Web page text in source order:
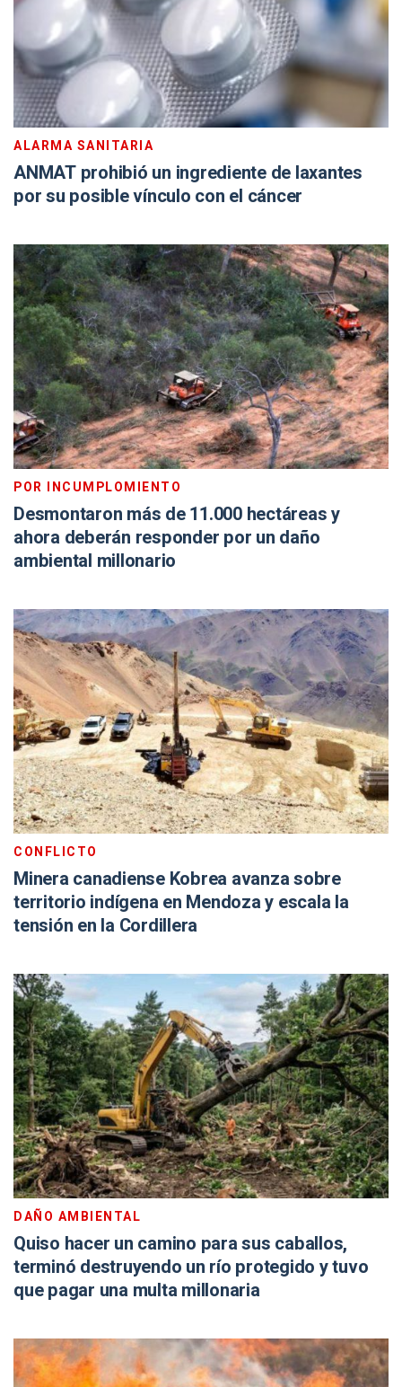
ALARMA SANITARIA
ANMAT prohibió un ingrediente de laxantes
por su posible vínculo con el cáncer
POR INCUMPLOMIENTO
Desmontaron más de 11.000 hectáreas y
ahora deberán responder por un daño
ambiental millonario
CONFLICTO
Minera canadiense Kobrea avanza sobre
territorio indígena en Mendoza y escala la
tensión en la Cordillera
DAÑO AMBIENTAL
Quiso hacer un camino para sus caballos,
terminó destruyendo un río protegido y tuvo
que pagar una multa millonaria